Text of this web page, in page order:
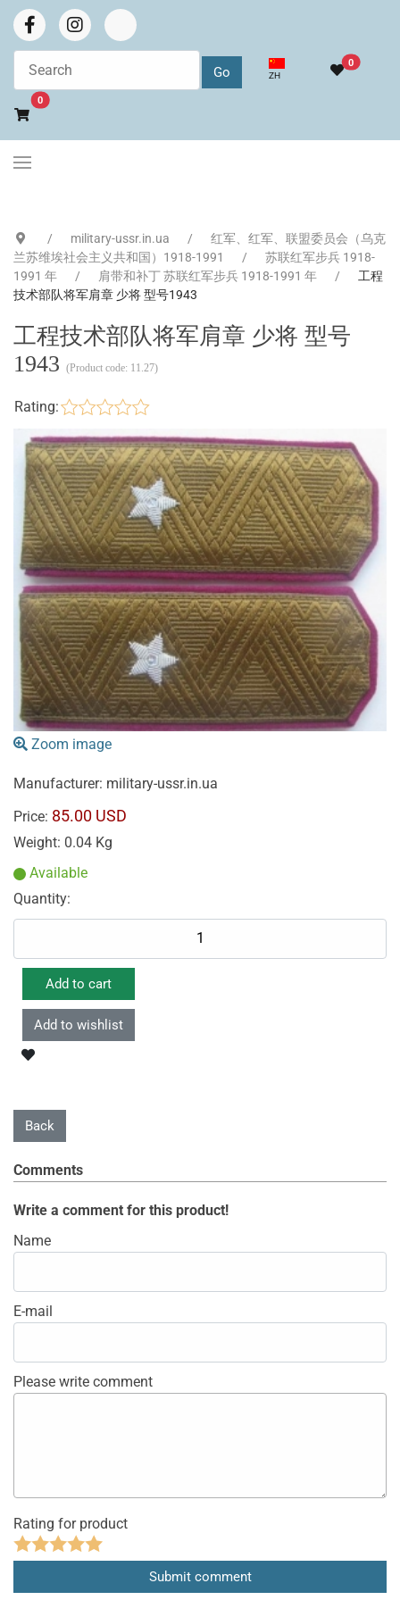
选择你的语音
ZH
0
0Go to cart
military-ussr.in.ua
红军、红军、联盟委员会（乌克
兰苏维埃社会主义共和国）1918-1991
苏联红军步兵 1918-
1991 年
肩带和补丁 苏联红军步兵 1918-1991 年
工程
技术部队将军肩章 少将 型号1943
工程技术部队将军肩章 少将 型号
1943 (Product code: 11.27)
Rating:
Zoom image
Manufacturer: military-ussr.in.ua
Price: 85.00 USD
Weight: 0.04 Kg
Available
Quantity:
Comments
Write a comment for this product!
Name
E-mail
Please write comment
Rating for product